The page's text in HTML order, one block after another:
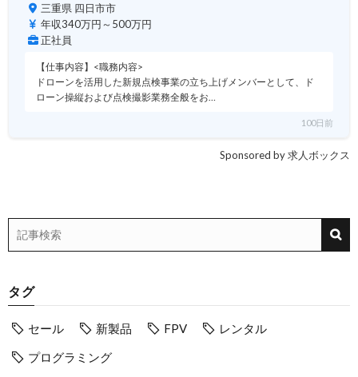
三重県 四日市市
年収340万円～500万円
正社員
【仕事内容】<職務内容>
ドローンを活用した新規点検事業の立ち上げメンバーとして、ド
ローン操縦および点検撮影業務全般をお…
100日前
Sponsored by 求人ボックス
タグ
セール 新製品 FPV
レンタル
プログラミング